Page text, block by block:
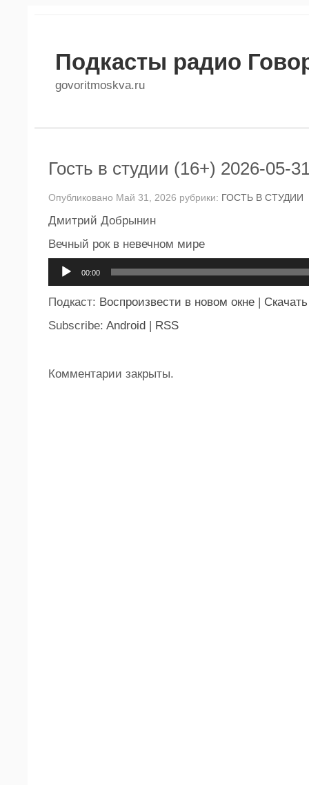
Подкасты радио
govoritmoskva.ru
Гость в студии (16+) 2026-05-
Опубликовано Май 31, 2026 рубрики: ГОСТЬ В СТУДИИ
Дмитрий Добрынин
Вечный рок в невечном мире
00:00
Подкаст: Воспроизвести в новом окне | Скачать
Subscribe: Android | RSS
Комментарии закрыты.